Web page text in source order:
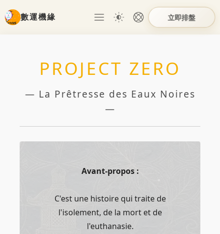
數運機緣 立即排盤
PROJECT ZERO
— La Prêtresse des Eaux Noires
—
Avant-propos :
C'est une histoire qui traite de
l'isolement, de la mort et de
l'euthanasie.